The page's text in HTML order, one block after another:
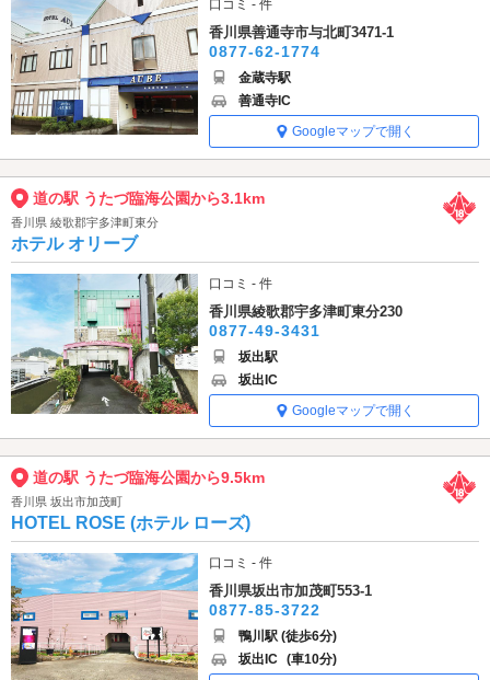
口コミ - 件
香川県善通寺市与北町3471-1
0877-62-1774
金蔵寺駅
善通寺IC
Googleマップで開く
道の駅 うたづ臨海公園から3.1km
香川県 綾歌郡宇多津町東分
ホテル オリーブ
口コミ - 件
香川県綾歌郡宇多津町東分230
0877-49-3431
坂出駅
坂出IC
Googleマップで開く
道の駅 うたづ臨海公園から9.5km
香川県 坂出市加茂町
HOTEL ROSE (ホテル ローズ)
口コミ - 件
香川県坂出市加茂町553-1
0877-85-3722
鴨川駅 (徒歩6分)
坂出IC (車10分)